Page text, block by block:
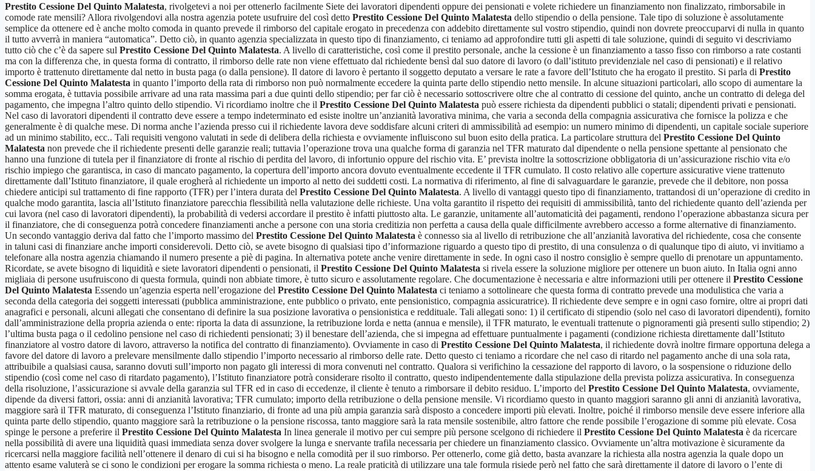
Prestito Cessione Del Quinto Malatesta, rivolgetevi a noi per ottenerlo facilmente Siete dei lavoratori dipendenti oppure dei pensionati e volete richiedere un finanziamento non finalizzato, rimborsabile in
comode rate mensili? Allora rivolgendovi alla nostra agenzia potete usufruire del così detto Prestito Cessione Del Quinto Malatesta dello stipendio o della pensione. Tale tipo di soluzione è assolutamente
semplice da ottenere ed è anche molto comoda in quanto prevede il rimborso del capitale erogato in precedenza con addebito direttamente sul vostro stipendio, quindi non dovrete preoccuparvi di nulla in quanto
il tutto avverrà in maniera “automatica”. Detto ciò, in quanto agenzia specializzata in questo tipo di finanziamento, ci teniamo ad approfondire tutti gli aspetti di tale soluzione, quindi di seguito vi descriviamo
tutto ciò che c’è da sapere sul Prestito Cessione Del Quinto Malatesta. A livello di caratteristiche, così come il prestito personale, anche la cessione è un finanziamento a tasso fisso con rimborso a rate costanti
ma con la differenza che, in questa forma di contratto, il rimborso delle rate non viene effettuato dal richiedente bensì dal suo datore di lavoro (o dall’istituto previdenziale nel caso di pensionati) e il relativo
importo è trattenuto direttamente dal netto in busta paga (o dalla pensione). Il datore di lavoro è pertanto il soggetto deputato a versare le rate a favore dell’Istituto che ha erogato il prestito. Si parla di Prestito
Cessione Del Quinto Malatesta in quanto l’importo della rata di rimborso non può normalmente eccedere la quinta parte dello stipendio netto mensile. In alcune situazioni particolari, allo scopo di aumentare la
somma erogata, è tuttavia possibile arrivare ad una rata massima pari a due quinti dello stipendio; per far ciò è necessario sottoscrivere oltre che al contratto di cessione del quinto, anche un contratto di delega del
pagamento, che impegna l’altro quinto dello stipendio. Vi ricordiamo inoltre che il Prestito Cessione Del Quinto Malatesta può essere richiesta da dipendenti pubblici o statali; dipendenti privati e pensionati.
Nel caso di lavoratori dipendenti il contratto deve essere a tempo indeterminato ed esiste inoltre un’anzianità lavorativa minima, che varia a seconda della compagnia assicurativa che fornisce la polizza e che
generalmente è di qualche mese. Di norma anche l’azienda presso cui il richiedente lavora deve soddisfare alcuni criteri di ammissibilità ad esempio: un numero minimo di dipendenti, un capitale sociale superiore
ad un minimo stabilito, ecc.. Tali requisiti vengono valutati in sede di delibera della richiesta e ovviamente influiscono sul buon esito della pratica. La particolare struttura del Prestito Cessione Del Quinto
Malatesta non prevede che il richiedente presenti delle garanzie reali; tuttavia l’operazione trova una qualche forma di garanzia nel TFR maturato dal dipendente o nella pensione spettante al pensionato che
hanno una funzione di tutela per il finanziatore di fronte al rischio di perdita del lavoro, di infortunio oppure del rischio vita. E’ prevista inoltre la sottoscrizione obbligatoria di un’assicurazione rischio vita e/o
rischio impiego che garantisca, in caso di mancato pagamento, la copertura dell’importo ancora dovuto eventualmente eccedente il TFR cumulato. Il costo relativo alle coperture assicurative viene trattenuto
direttamente dall’Istituto finanziatore, il quale erogherà al richiedente un importo al netto dei suddetti costi. La normativa di riferimento, al fine di salvaguardare le garanzie, prevede che il debitore, non possa
chiedere anticipi sul trattamento di fine rapporto (TFR) per l’intera durata del Prestito Cessione Del Quinto Malatesta. A livello di vantaggi questo tipo di finanziamento, trattandosi di un’operazione di credito in
qualche modo garantita, lascia all’Istituto finanziatore parecchia flessibilità nella valutazione delle richieste. Una volta garantito il rispetto dei requisiti di ammissibilità, tanto del richiedente quanto dell’azienda per
cui lavora (nel caso di lavoratori dipendenti), la probabilità di vedersi accordare il prestito è infatti piuttosto alta. Le garanzie, unitamente all’automaticità dei pagamenti, rendono l’operazione abbastanza sicura per
il finanziatore, che di conseguenza potrà concedere finanziamenti anche a persone con una storia creditizia non perfetta a causa della quale difficilmente avrebbero accesso a forme alternative di finanziamento.
Un secondo vantaggio deriva dal fatto che l’importo massimo del Prestito Cessione Del Quinto Malatesta è connesso sia al livello di retribuzione che all’anzianità lavorativa del richiedente, cosa che consente
in taluni casi di finanziare anche importi considerevoli. Detto ciò, se avete bisogno di qualsiasi tipo d’informazione riguardo a questo tipo di prestito, di una consulenza o di qualunque tipo di aiuto, vi invitiamo a
telefonare alla nostra agenzia chiamando il numero presente a piè di pagina. In alternativa potete anche venire direttamente in sede. In ogni caso il nostro consiglio è sempre quello di prenotare un appuntamento.
Ricordate, se avete bisogno di liquidità e siete lavoratori dipendenti o pensionati, il Prestito Cessione Del Quinto Malatesta si rivela essere la soluzione migliore per ottenere un buon aiuto. In Italia ogni anno
migliaia di persone usufruiscono di questa formula, quindi non abbiate timore, è tutto sicuro e assolutamente regolare. Che documentazione è necessaria e altre informazioni utili per ottenere il Prestito Cessione
Del Quinto Malatesta Essendo un’agenzia esperta nell’erogazione del Prestito Cessione Del Quinto Malatesta ci teniamo a sottolineare che questa forma di contratto prevede una modulistica che varia a
seconda della categoria dei soggetti interessati (pubblica amministrazione, ente pubblico o privato, ente pensionistico, compagnia assicuratrice). Il richiedente deve sempre e in ogni caso fornire, oltre ai propri dati
anagrafici e personali, alcuni allegati che consentano di definire la sua posizione lavorativa o pensionistica e reddituale. Tali allegati sono: 1) il certificato di stipendio (solo nel caso di lavoratori dipendenti), fornito
dall’amministrazione della propria azienda o ente: riporta la data di assunzione, la retribuzione lorda e netta (annua e mensile), il TFR maturato, le eventuali trattenute o pignoramenti già presenti sullo stipendio; 2)
l’ultima busta paga o il cedolino pensione nel caso di richiedenti pensionati; 3) il benestare dell’azienda, che si impegna ad effettuare puntualmente i pagamenti (condizione richiesta direttamente dall’Istituto
finanziatore al vostro datore di lavoro, attraverso la notifica del contratto di finanziamento). Ovviamente in caso di Prestito Cessione Del Quinto Malatesta, il richiedente dovrà inoltre firmare opportuna delega a
favore del datore di lavoro a prelevare mensilmente dallo stipendio l’importo necessario al rimborso delle rate. Detto questo ci teniamo a ricordare che nel caso di ritardo nel pagamento anche di una sola rata,
attribuibile a qualsiasi causa, saranno dovuti sull’importo non pagato gli interessi di mora convenuti nel contratto. Qualora si verifichino la cessazione del rapporto di lavoro, o la sospensione o riduzione dello
stipendio (così come nel caso di ritardato pagamento), l’Istituto finanziatore potrà considerare risolto il contratto, questo indipendentemente dalla stipulazione della prevista polizza assicurativa. In conseguenza
della risoluzione, l’assicurazione si avvale della garanzia sul TFR ed in caso di eccedenze, il cliente è tenuto a rimborsare il debito residuo. L’importo del Prestito Cessione Del Quinto Malatesta, ovviamente,
dipende da diversi fattori, ossia: anni di anzianità lavorativa; TFR cumulato; importo della retribuzione o della pensione mensile. Vi ricordiamo questo in quanto maggiori saranno gli anni di anzianità lavorativa,
maggiore sarà il TFR maturato, di conseguenza l’Istituto finanziario, di fronte ad una più ampia garanzia sarà disposto a concedere importi più elevati. Inoltre, poiché il rimborso mensile deve essere inferiore alla
quinta parte dello stipendio, quanto maggiore sarà la retribuzione o la pensione riscossa, tanto maggiore sarà la rata mensile sostenibile, altro fattore che rende possibile l’erogazione di somme più elevate. Cosa
spinge le persone a preferire il Prestito Cessione Del Quinto Malatesta In linea generale il motivo per cui sempre più persone scelgono di richiedere il Prestito Cessione Del Quinto Malatesta è da ricercare
nella possibilità di avere una liquidità quasi immediata senza dover svolgere la lunga e snervante trafila necessaria per chiedere un finanziamento classico. Ovviamente un’altra motivazione è sicuramente da
ricercarsi nella maggiore facilità nell’ottenere il denaro di cui si ha bisogno e nella comodità per il suo rimborso. Per ottenerlo, come già detto, basta avanzare la richiesta alla nostra agenzia la quale dopo un
attento esame valuterà se ci sono le condizioni per erogare la somma richiesta o meno. La reale praticità di utilizzare una tale formula risiede però nel fatto che sarà direttamente il datore di lavoro o l’ente di